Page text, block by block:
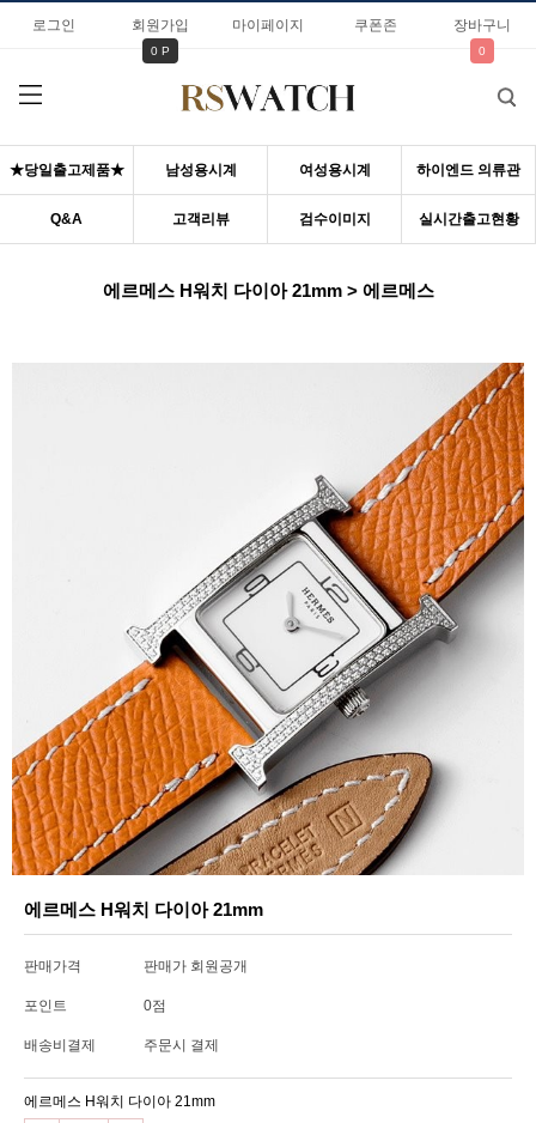
로그인 회원가입
0 P
마이페이지 쿠폰존 장바구니
0
★당일출고제품★ 남성용시계 여성용시계 하이엔드 의류관
Q&A 고객리뷰 검수이미지 실시간출고현황
에르메스 H워치 다이아 21mm > 에르메스
에르메스 H워치 다이아 21mm
판매가격 판매가 회원공개
포인트 0점
배송비결제 주문시 결제
에르메스 H워치 다이아 21mm